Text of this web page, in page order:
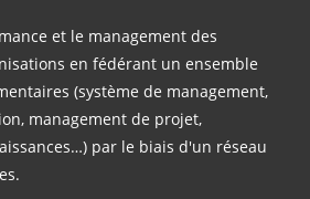
et le management des
en fédérant un ensemble
(système de management,
management de projet,
par le biais d'un réseau